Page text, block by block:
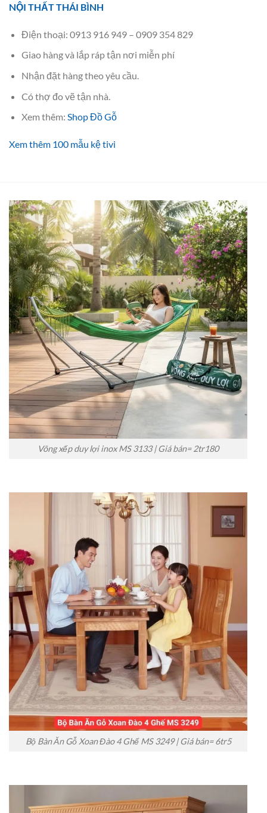
NỘI THẤT THÁI BÌNH
Điện thoại: 0913 916 949 – 0909 354 829
Giao hàng và lắp ráp tận nơi miễn phí
Nhận đặt hàng theo yêu cầu.
Có thợ đo vẽ tận nhà.
Xem thêm: Shop Đồ Gỗ
Xem thêm 100 mẫu kệ tivi
Võng xếp duy lợi inox MS 3133 | Giá bán= 2tr180
Bộ Bàn Ăn Gỗ Xoan Đào 4 Ghế MS 3249 | Giá bán= 6tr5